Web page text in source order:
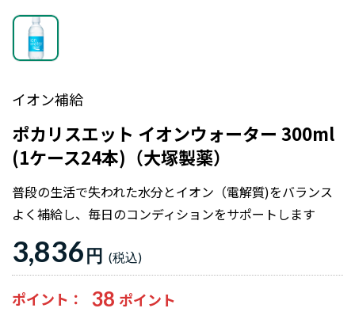
イオン補給
ポカリスエット イオンウォーター 300ml
(1ケース24本)（大塚製薬）
普段の生活で失われた水分とイオン（電解質)をバランス
よく補給し、毎日のコンディションをサポートします
3,836円
ポイント 38